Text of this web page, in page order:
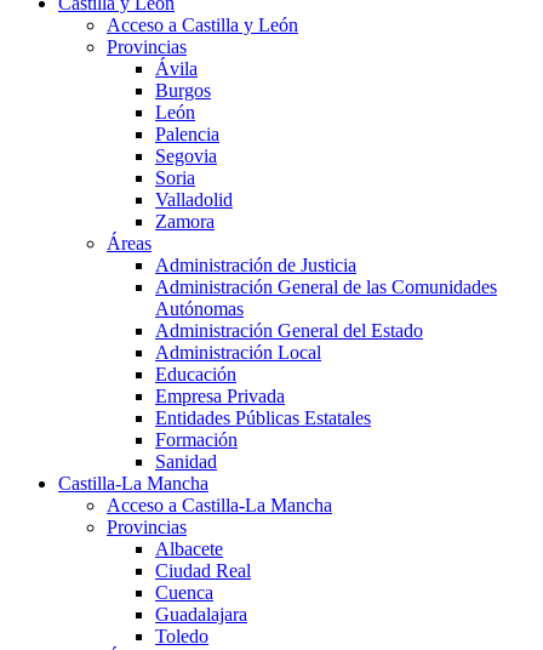
Acceso a Castilla y León
Provincias
Ávila
Burgos
León
Palencia
Segovia
Soria
Valladolid
Zamora
Áreas
Administración de Justicia
Administración General de las Comunidades
Autónomas
Administración General del Estado
Administración Local
Educación
Empresa Privada
Entidades Públicas Estatales
Formación
Sanidad
Castilla-La Mancha
Acceso a Castilla-La Mancha
Provincias
Albacete
Ciudad Real
Cuenca
Guadalajara
Toledo